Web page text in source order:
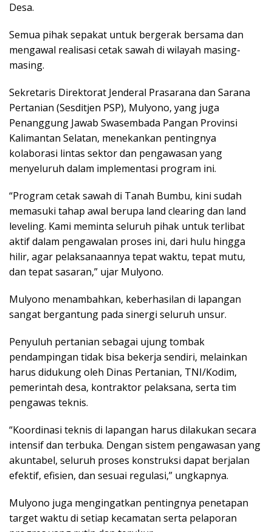
Desa.
Semua pihak sepakat untuk bergerak bersama dan
mengawal realisasi cetak sawah di wilayah masing-
masing.
Sekretaris Direktorat Jenderal Prasarana dan Sarana
Pertanian (Sesditjen PSP), Mulyono, yang juga
Penanggung Jawab Swasembada Pangan Provinsi
Kalimantan Selatan, menekankan pentingnya
kolaborasi lintas sektor dan pengawasan yang
menyeluruh dalam implementasi program ini.
“Program cetak sawah di Tanah Bumbu, kini sudah
memasuki tahap awal berupa land clearing dan land
leveling. Kami meminta seluruh pihak untuk terlibat
aktif dalam pengawalan proses ini, dari hulu hingga
hilir, agar pelaksanaannya tepat waktu, tepat mutu,
dan tepat sasaran,” ujar Mulyono.
Mulyono menambahkan, keberhasilan di lapangan
sangat bergantung pada sinergi seluruh unsur.
Penyuluh pertanian sebagai ujung tombak
pendampingan tidak bisa bekerja sendiri, melainkan
harus didukung oleh Dinas Pertanian, TNI/Kodim,
pemerintah desa, kontraktor pelaksana, serta tim
pengawas teknis.
“Koordinasi teknis di lapangan harus dilakukan secara
intensif dan terbuka. Dengan sistem pengawasan yang
akuntabel, seluruh proses konstruksi dapat berjalan
efektif, efisien, dan sesuai regulasi,” ungkapnya.
Mulyono juga mengingatkan pentingnya penetapan
target waktu di setiap kecamatan serta pelaporan